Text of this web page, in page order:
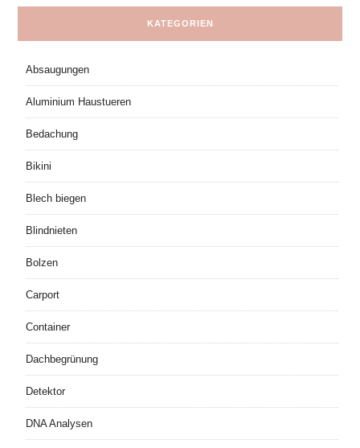
KATEGORIEN
Absaugungen
Aluminium Haustueren
Bedachung
Bikini
Blech biegen
Blindnieten
Bolzen
Carport
Container
Dachbegrünung
Detektor
DNA Analysen